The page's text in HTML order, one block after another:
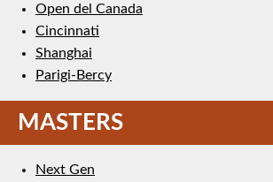
Open del Canada
Cincinnati
Shanghai
Parigi-Bercy
MASTERS
Next Gen